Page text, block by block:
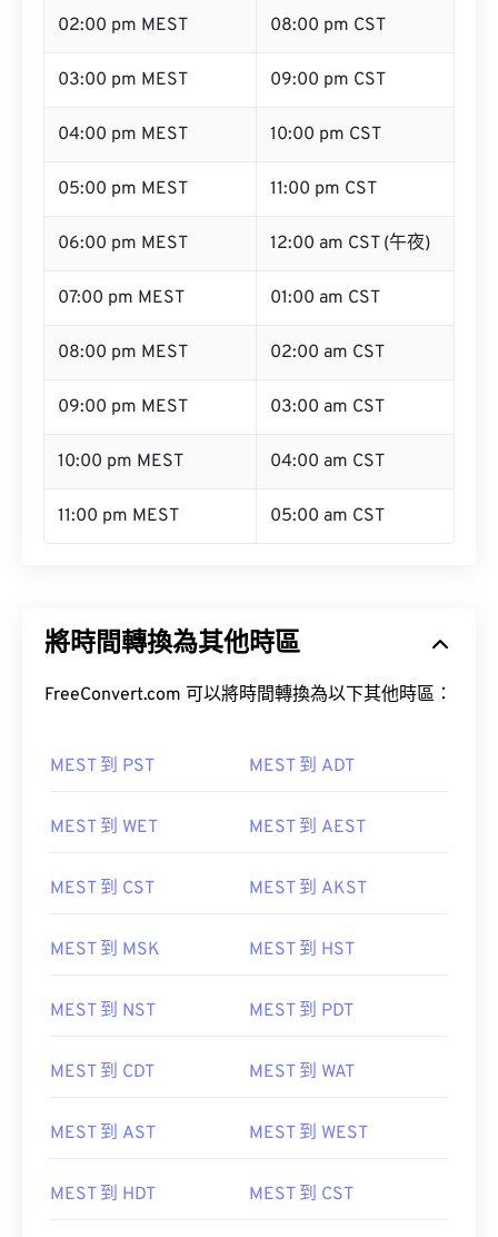
02:00 pm MEST 08:00 pm CST
03:00 pm MEST 09:00 pm CST
04:00 pm MEST 10:00 pm CST
05:00 pm MEST 11:00 pm CST
06:00 pm MEST 12:00 am CST (午夜)
07:00 pm MEST 01:00 am CST
08:00 pm MEST 02:00 am CST
09:00 pm MEST 03:00 am CST
10:00 pm MEST 04:00 am CST
11:00 pm MEST 05:00 am CST
將時間轉換為其他時區
FreeConvert.com 可以將時間轉換為以下其他時區：
MEST 到 PST MEST 到 ADT
MEST 到 WET MEST 到 AEST
MEST 到 CST MEST 到 AKST
MEST 到 MSK MEST 到 HST
MEST 到 NST MEST 到 PDT
MEST 到 CDT MEST 到 WAT
MEST 到 AST MEST 到 WEST
MEST 到 HDT MEST 到 CST